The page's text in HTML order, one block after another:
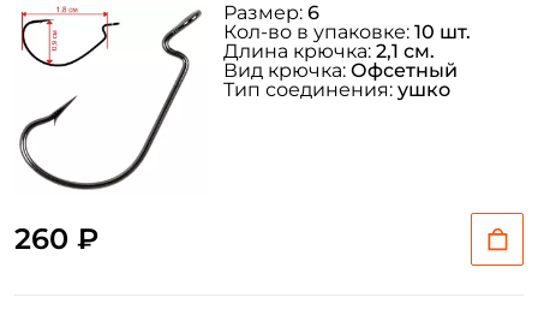
260 ₽
Размер: 6
Кол-во в упаковке: 10 шт.
Длина крючка: 2,1 см.
Вид крючка: Офсетный
Тип соединения: ушко